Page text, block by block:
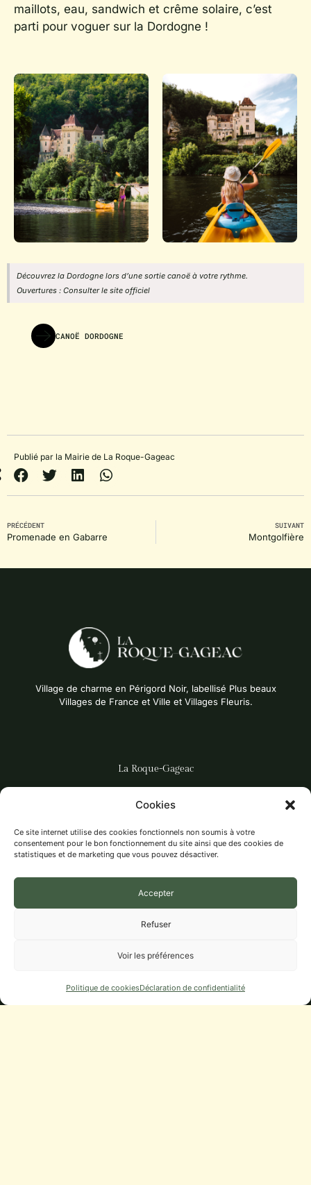
Cookies
Ce site internet utilise des cookies fonctionnels non soumis à votre
consentement pour le bon fonctionnement du site ainsi que des cookies de
statistiques et de marketing que vous pouvez désactiver.
Accepter
Refuser
Voir les préférences
Politique de cookiesDéclaration de confidentialité
maillots, eau, sandwich et crême solaire, c’est
parti pour voguer sur la Dordogne !
Découvrez la Dordogne lors d’une sortie canoë à votre rythme.
Ouvertures : Consulter le site officiel
CANOË DORDOGNE
Publié par la Mairie de La Roque-Gageac
PRÉCÉDENT
Promenade en Gabarre
SUIVANT
Montgolfière
Village de charme en Périgord Noir, labellisé Plus beaux
Villages de France et Ville et Villages Fleuris.
La Roque-Gageac
DÉCOUVRIR LE VILLAGE
LES ACTIVITÉS